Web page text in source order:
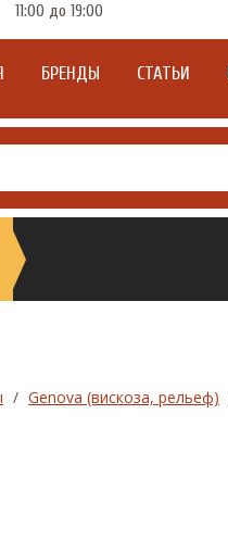
11:00 до 19:00
БРЕНДЫ СТАТЬИ
/ Genova (вискоза, рельеф)